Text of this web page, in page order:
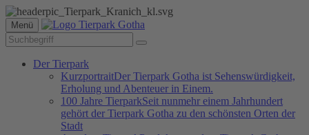
Menü
Der Tierpark
KurzportraitDer Tierpark Gotha ist Sehenswürdigkeit,
Erholung und Abenteuer in Einem.
100 Jahre TierparkSeit nunmehr einem Jahrhundert
gehört der Tierpark Gotha zu den schönsten Orten der
Stadt